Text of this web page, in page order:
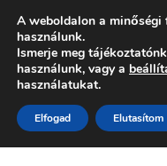
A weboldalon a minőségi
használunk.
Ismerje meg
használunk, vagy a
használatukat.
Elfogad Elutasítom